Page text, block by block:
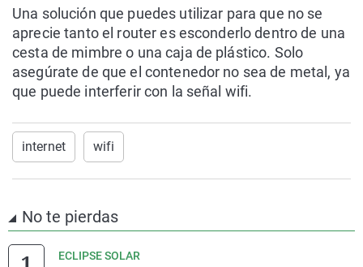
Una solución que puedes utilizar para que no se
aprecie tanto el router es esconderlo dentro de una
cesta de mimbre o una caja de plástico. Solo
asegúrate de que el contenedor no sea de metal, ya
que puede interferir con la señal wifi.
internet wifi
No te pierdas
ECLIPSE SOLAR